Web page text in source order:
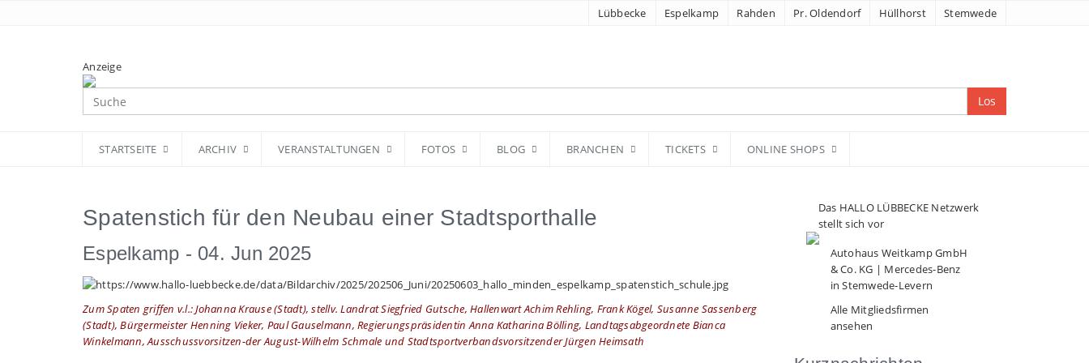
Lübbecke Espelkamp Rahden Pr. Oldendorf Hüllhorst Stemwede
Anzeige
Los
STARTSEITE ARCHIV VERANSTALTUNGEN FOTOS BLOG BRANCHEN TICKETS ONLINE SHOPS
Spatenstich für den Neubau einer Stadtsporthalle
Espelkamp - 04. Jun 2025
Zum Spaten griffen v.l.: Johanna Krause (Stadt), stellv. Landrat Siegfried Gutsche, Hallenwart Achim Rehling, Frank Kögel, Susanne Sassenberg
(Stadt), Bürgermeister Henning Vieker, Paul Gauselmann, Regierungspräsidentin Anna Katharina Bölling, Landtagsabgeordnete Bianca
Winkelmann, Ausschussvorsitzen-der August-Wilhelm Schmale und Stadtsportverbandsvorsitzender Jürgen Heimsath
Das HALLO LÜBBECKE Netzwerk
stellt sich vor
Autohaus Weitkamp GmbH
& Co. KG | Mercedes-Benz
in Stemwede-Levern
Alle Mitgliedsfirmen
ansehen